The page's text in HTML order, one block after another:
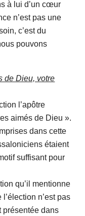
à lui d’un cœur
n’est pas une
c’est du
pouvons
de Dieu, votre
l’apôtre
aimés de Dieu ».
dans cette
étaient
suffisant pour
qu’il mentionne
n’est pas
présentée dans